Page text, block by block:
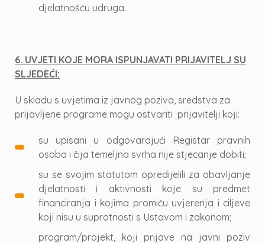
djelatnošću udruga.
6. UVJETI KOJE MORA ISPUNJAVATI PRIJAVITELJ SU
SLJEDEĆI:
U skladu s uvjetima iz javnog poziva, sredstva za
prijavljene programe mogu ostvariti prijavitelji koji:
su upisani u odgovarajući Registar pravnih
osoba i čija temeljna svrha nije stjecanje dobiti;
su se svojim statutom opredijelili za obavljanje
djelatnosti i aktivnosti koje su predmet
financiranja i kojima promiču uvjerenja i ciljeve
koji nisu u suprotnosti s Ustavom i zakonom;
program/projekt, koji prijave na javni poziv